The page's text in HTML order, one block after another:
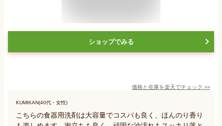
ショップでみる
価格と在庫を楽天でチェック >>
KUMIKAN(40代・女性)
こちらの食器用洗剤は大容量でコスパも良く、ほんのり香り